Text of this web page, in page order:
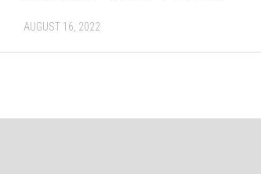
AUGUST 16, 2022